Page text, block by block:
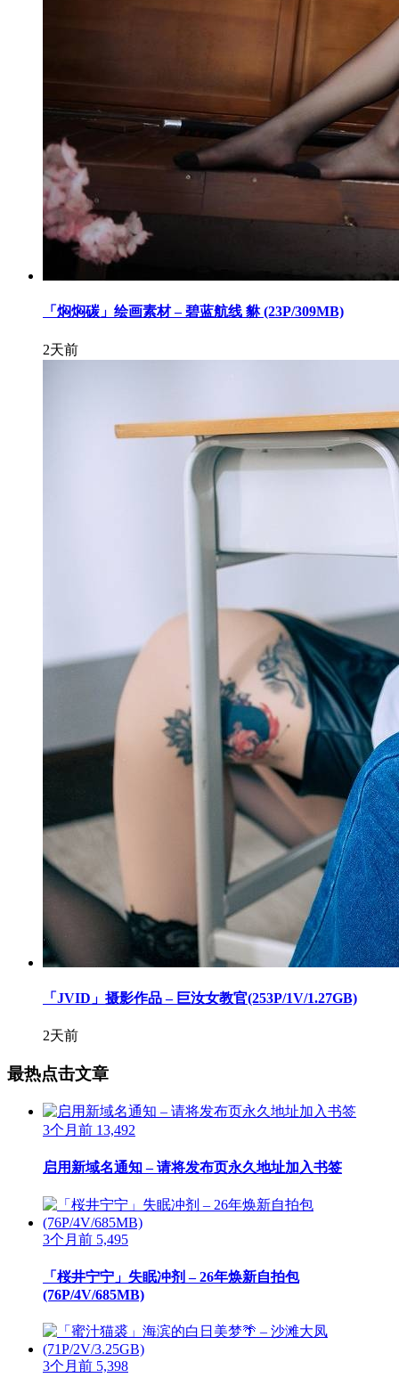
「焖焖碳」绘画素材 – 碧蓝航线 貅 (23P/309MB)
2天前
「JVID」摄影作品 – 巨汝女教官(253P/1V/1.27GB)
2天前
最热点击文章
3个月前 13,492
启用新域名通知 – 请将发布页永久地址加入书签
3个月前 5,495
「桜井宁宁」失眠冲剂 – 26年焕新自拍包
(76P/4V/685MB)
3个月前 5,398